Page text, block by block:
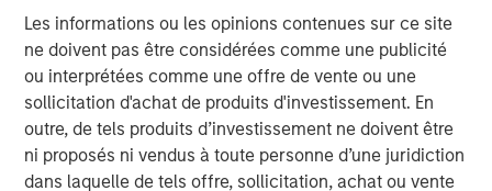
Les informations ou les opinions contenues sur ce site
ne doivent pas être considérées comme une publicité
ou interprétées comme une offre de vente ou une
sollicitation d'achat de produits d'investissement. En
outre, de tels produits d’investissement ne doivent être
ni proposés ni vendus à toute personne d’une juridiction
dans laquelle de tels offre, sollicitation, achat ou vente
Kublai GmbH
Important note:
This announcement is for information purposes only and
neither constitutes an invitation to sell, nor an offer to
purchase, securities of Tele Columbus AG, Berlin,
Germany (the “Company”) but constitutes a legally